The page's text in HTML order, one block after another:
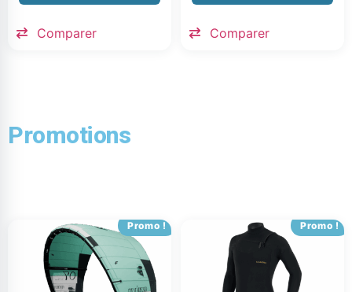
Comparer Comparer
Promotions
Promo ! Promo !